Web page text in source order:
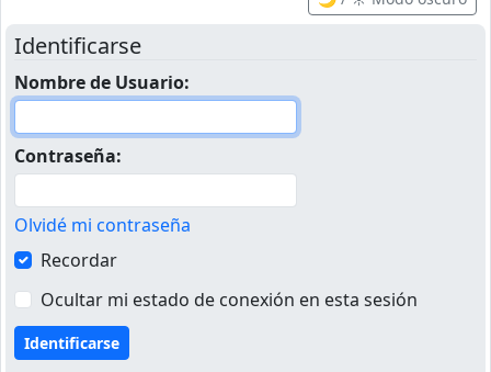
Identificarse
Nombre de Usuario:
Contraseña:
Olvidé mi contraseña
Recordar
Ocultar mi estado de conexión en esta sesión